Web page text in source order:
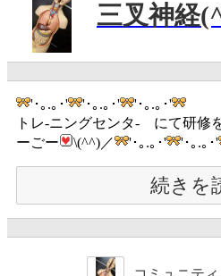
三叉神経
'･｡.｡･' '･｡.｡･' '･｡.｡･'
トレ-ニングセンタ- にて研
ーごー
\(^^)／ '･｡.｡･' '･｡.｡･'
続きを